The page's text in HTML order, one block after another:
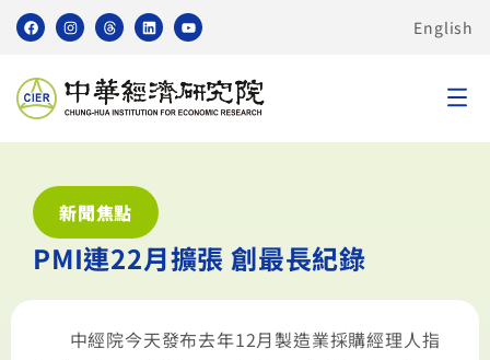
English
新聞焦點
PMI連22月擴張 創最長紀錄
中經院今天發布去年12月製造業採購經理人指